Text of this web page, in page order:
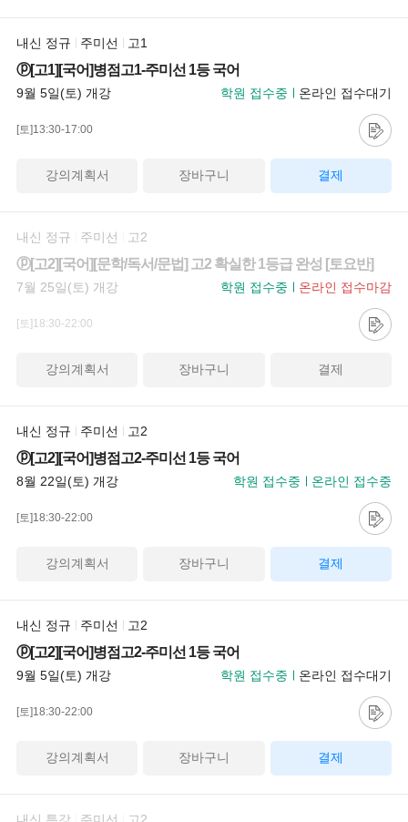
내신 정규 주미선 고1
ⓟ[고1][국어]병점고1-주미선 1등 국어
9월 5일(토) 개강 학원 접수중 온라인 접수대기
[토]13:30-17:00
강의계획서 장바구니 결제
내신 정규 주미선 고2
ⓟ[고2][국어][문학/독서/문법] 고2 확실한 1등급 완성 [토요반]
7월 25일(토) 개강 학원 접수중 온라인 접수마감
[토]18:30-22:00
강의계획서 장바구니 결제
내신 정규 주미선 고2
ⓟ[고2][국어]병점고2-주미선 1등 국어
8월 22일(토) 개강 학원 접수중 온라인 접수중
[토]18:30-22:00
강의계획서 장바구니 결제
내신 정규 주미선 고2
ⓟ[고2][국어]병점고2-주미선 1등 국어
9월 5일(토) 개강 학원 접수중 온라인 접수대기
[토]18:30-22:00
강의계획서 장바구니 결제
내신 특강 주미선 고2